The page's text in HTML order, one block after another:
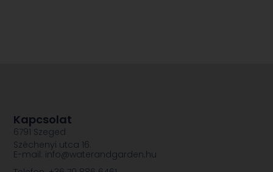
Kapcsolat
6791 Szeged
Széchenyi utca 16.
E-mail: info@waterandgarden.hu